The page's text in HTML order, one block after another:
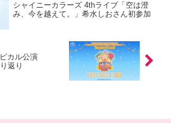
シャイニーカラーズ 4thライブ「空は澄
み、今を越えて。」希水しおさん初参加
カル公演
返り